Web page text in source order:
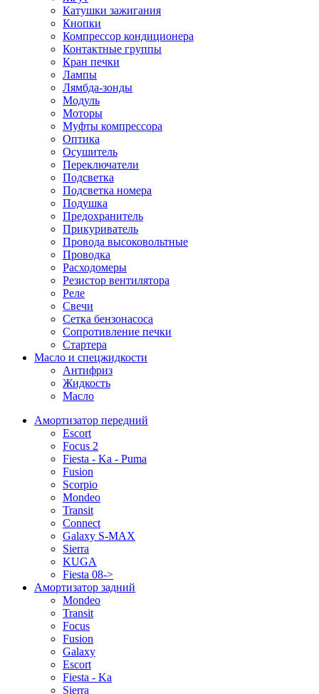
Катушки зажигания
Кнопки
Компрессор кондиционера
Контактные группы
Кран печки
Лампы
Лямбда-зонды
Модуль
Моторы
Муфты компрессора
Оптика
Осушитель
Переключатели
Подсветка
Подсветка номера
Подушка
Предохранитель
Прикуриватель
Провода высоковольтные
Проводка
Расходомеры
Резистор вентилятора
Реле
Свечи
Сетка бензонасоса
Сопротивление печки
Стартера
Масло и спецжидкости
Антифриз
Жидкость
Масло
Амортизатор передний
Escort
Focus 2
Fiesta - Ka - Puma
Fusion
Scorpio
Mondeo
Transit
Connect
Galaxy S-MAX
Sierra
KUGA
Fiesta 08->
Амортизатор задний
Mondeo
Transit
Focus
Fusion
Galaxy
Escort
Fiesta - Ka
Sierra